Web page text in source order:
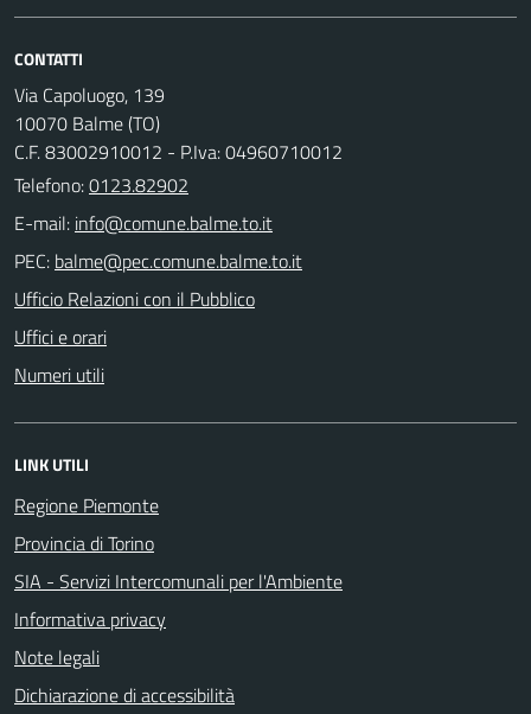
CONTATTI
Via Capoluogo, 139
10070 Balme (TO)
C.F. 83002910012 - P.Iva: 04960710012
Telefono:0123.82902
E-mail:
PEC:
Ufficio Relazioni con il Pubblico
Uffici e orari
Numeri utili
LINK UTILI
Regione Piemonte
Provincia di Torino
SIA - Servizi Intercomunali per l'Ambiente
Informativa privacy
Note legali
Dichiarazione di accessibilità